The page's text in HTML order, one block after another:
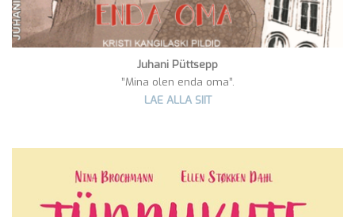
Juhani Püttsepp
”Mina olen enda oma”.
LAE ALLA SIIT